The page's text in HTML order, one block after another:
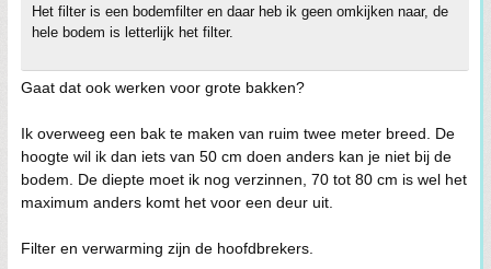
Het filter is een bodemfilter en daar heb ik geen omkijken naar, de
hele bodem is letterlijk het filter.
Gaat dat ook werken voor grote bakken?
Ik overweeg een bak te maken van ruim twee meter breed. De
hoogte wil ik dan iets van 50 cm doen anders kan je niet bij de
bodem. De diepte moet ik nog verzinnen, 70 tot 80 cm is wel het
maximum anders komt het voor een deur uit.
Filter en verwarming zijn de hoofdbrekers.